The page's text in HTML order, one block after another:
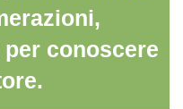
conoscere